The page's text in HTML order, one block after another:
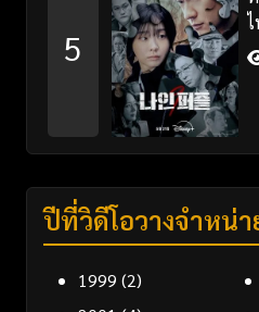
5
ปีที่วิดีโอวางจำหน่า
1999 (2)